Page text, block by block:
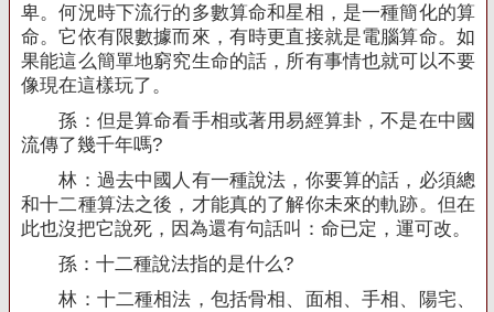
卑。何況時下流行的多數算命和星相，是一種簡化的算
命。它依有限數據而來，有時更直接就是電腦算命。如
果能這么簡單地窮究生命的話，所有事情也就可以不要
像現在這樣玩了。
孫：但是算命看手相或著用易經算卦，不是在中國
流傳了幾千年嗎?
林：過去中國人有一種說法，你要算的話，必須總
和十二種算法之後，才能真的了解你未來的軌跡。但在
此也沒把它說死，因為還有句話叫：命已定，運可改。
孫：十二種說法指的是什么?
林：十二種相法，包括骨相、面相、手相、陽宅、